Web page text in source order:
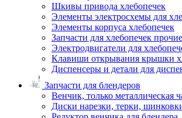
Шкивы привода хлебопечек
Элементы электросхемы для
Элементы корпуса хлебопечек
Запчасти для хлебопечек прочие
Электродвигатели для
Клавиши открывания крышки
Диспенсеры и детали для
Запчасти для блендеров
Венчик, только металлическая
Диски нарезки, терки,